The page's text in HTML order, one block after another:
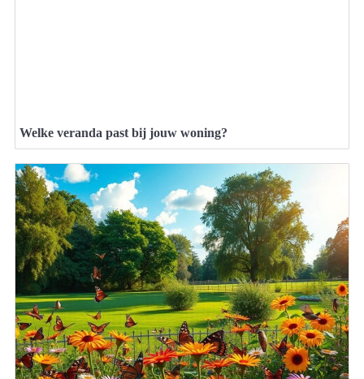
Welke veranda past bij jouw woning?